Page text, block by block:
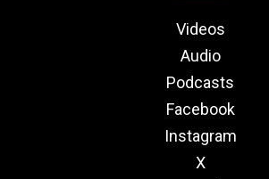
Videos
Audio
Podcasts
Facebook
Instagram
X